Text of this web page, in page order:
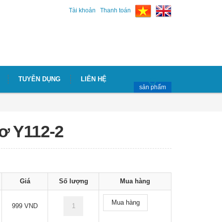
Tài khoản Thanh toán
TUYỄN DỤNG LIÊN HỆ
sản phẩm
Y112-2
Giá Số lượng Mua hàng
999 VND Mua hàng